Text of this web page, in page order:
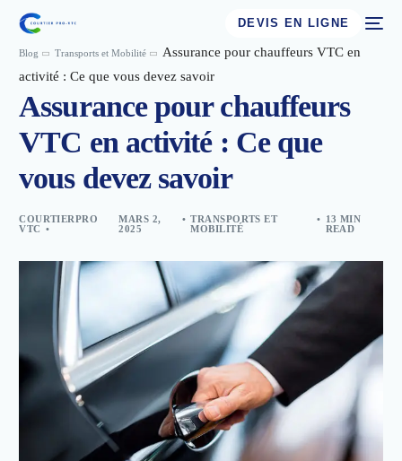
DEVIS EN LIGNE
Blog Transports et Mobilité
Assurance pour chauffeurs VTC en
activité : Ce que vous devez savoir
Assurance pour chauffeurs
VTC en activité : Ce que
vous devez savoir
COURTIERPRO
VTC
MARS 2,
2025
TRANSPORTS ET
MOBILITÉ
13 MIN
READ